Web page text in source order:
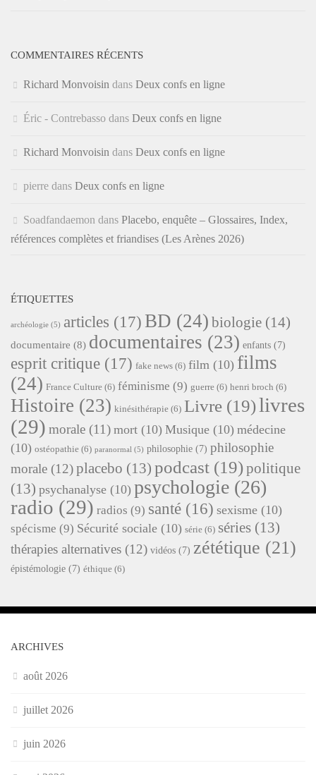
COMMENTAIRES RÉCENTS
Richard Monvoisin dans Deux confs en ligne
Éric - Contrebasso dans Deux confs en ligne
Richard Monvoisin dans Deux confs en ligne
pierre dans Deux confs en ligne
Soadfandaemon dans Placebo, enquête – Glossaires, Index,
références complètes et friandises (Les Arènes 2026)
ÉTIQUETTES
archéologie (5) articles (17) BD (24) biologie (14)
documentaire (8) documentaires (23) enfants (7)
esprit critique (17) fake news (6) film (10) films
(24) France Culture (6) féminisme (9) guerre (6) henri broch (6)
Histoire (23) kinésithérapie (6) Livre (19)livres
(29) morale (11) mort (10) Musique (10) médecine
(10) ostéopathie (6) paranormal (5) philosophie (7) philosophie
morale (12)placebo (13) podcast (19)politique
(13) psychanalyse (10) psychologie (26)
radio (29) radios (9) santé (16) sexisme (10)
spécisme (9) Sécurité sociale (10) série (6) séries (13)
thérapies alternatives (12) vidéos (7) zététique (21)
épistémologie (7) éthique (6)
ARCHIVES
août 2026
juillet 2026
juin 2026